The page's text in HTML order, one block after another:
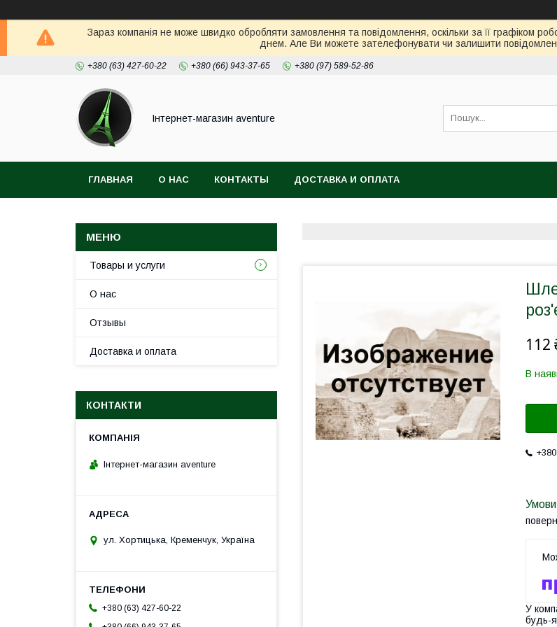
Зараз компанія не може швидко обробляти замовлення та повідомлення, оскільки за її графіком
днем. Але Ви можете зателефонувати чи залишити
+380 (63) 427-60-22 +380 (66) 943-37-65 +380 (97) 589-52-86
Інтернет-магазин aventure
ГЛАВНАЯ О НАС КОНТАКТЫ ДОСТАВКА И ОПЛАТА
112
В
У
будь-
Товары и услуги
О нас
Отзывы
Доставка и оплата
КОНТАКТИ
Інтернет-магазин aventure
ул. Хортицька, Кременчук, Україна
+380 (63) 427-60-22